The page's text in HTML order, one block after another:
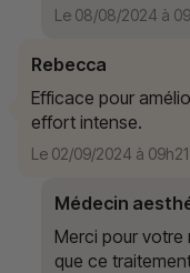
Le 08/08/2024 à
Rebecca
Efficace pour
effort intense.
Le 02/09/2024 à 09h21
Médecin
Merci pour votre
que ce